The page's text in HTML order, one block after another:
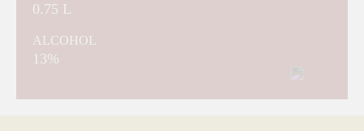
0.75 L
ALCOHOL
13%